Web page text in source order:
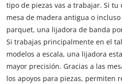
tipo de piezas vas a trabajar. Si
mesa de madera antigua o
parquet, una lijadora de banda
Si trabajas principalmente en el
modelos a escala, una lijadora
mayor precisión. Gracias a las
los apoyos para piezas, permiten